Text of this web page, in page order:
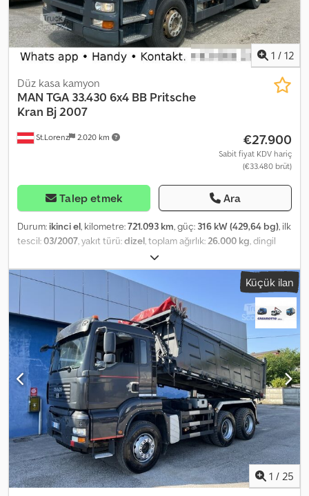
1 / 12
St.Lorenz 2.020 km
Düz kasa kamyon
MAN TGA 33.430 6x4 BB Pritsche
Kran Bj 2007
€27.900
Sabit fiyat KDV hariç
(€33.480 brüt)
Talep etmek Ara
Durum: ikinci el, kilometre:721.093 km, güç: 316 kW (429,64 bg), ilk
tescil:03/2007, yakıt türü:dizel, toplam ağırlık:26.000 kg, dingil
, frenler:retarder
mekanik, emisyon sınıfı:Euro 3, Donanım:klima, vinç, Tel.: arayın
(İletişim · Telefon · Cep · WhatsApp) * Man Tga 33.430 6x4 * İnşaat
malzemesi kasası * Arka vinçli * Vinç: Hiab 166 F - 3 Pro * 3 hidrolik
uzatma * Yüksekten kumanda * Seri No.: 16605299 * Tam yaprak
süspansiyon * Manuel şanzıman * 1 x yatak * Römork bağlantısı *
Retarder Crsdeqmcgqjpfx Acmjf * Şasi No.: WMAH26ZZ57M462481
* Motor No.: D2066LF01 * kW: 316 * Euro 3 * Motor hacmi: 10.518
cc * Boş ağırlık: 14.410 kg * Yük kapasitesi: 11.515 kg * Toplam ağırlık:
26.000 kg * Dingil mesafesi: 4.800 / 1.400 mm * Kasa iç uzunluğu:
6,40 m * Kasa iç genişliği: 2,50 m * Kasa iç yüksekliği: 0,90 m *
Lastikler: 315 / 80 R 22,5---- * Tüm bilgiler garanti verilmeden
sunulmuştur
Küçük ilan
1 / 25